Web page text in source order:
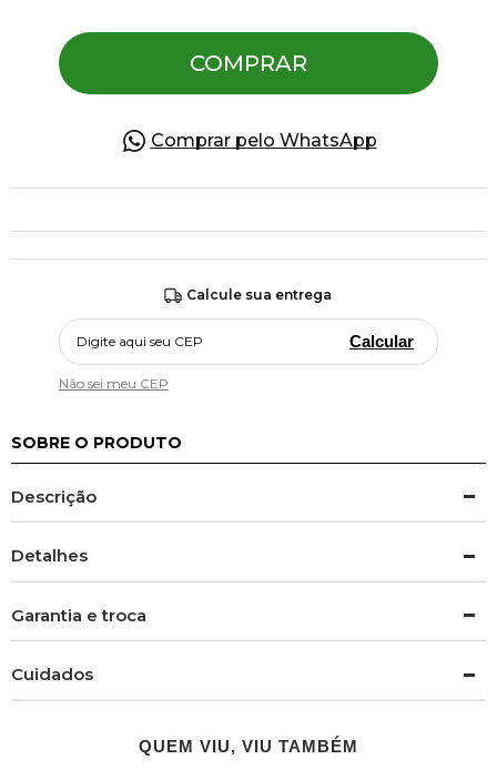
COMPRAR
Comprar pelo WhatsApp
Calcule sua entrega
Calcular
Não sei meu CEP
SOBRE O PRODUTO
Descrição
Detalhes
Garantia e troca
Cuidados
QUEM VIU, VIU TAMBÉM